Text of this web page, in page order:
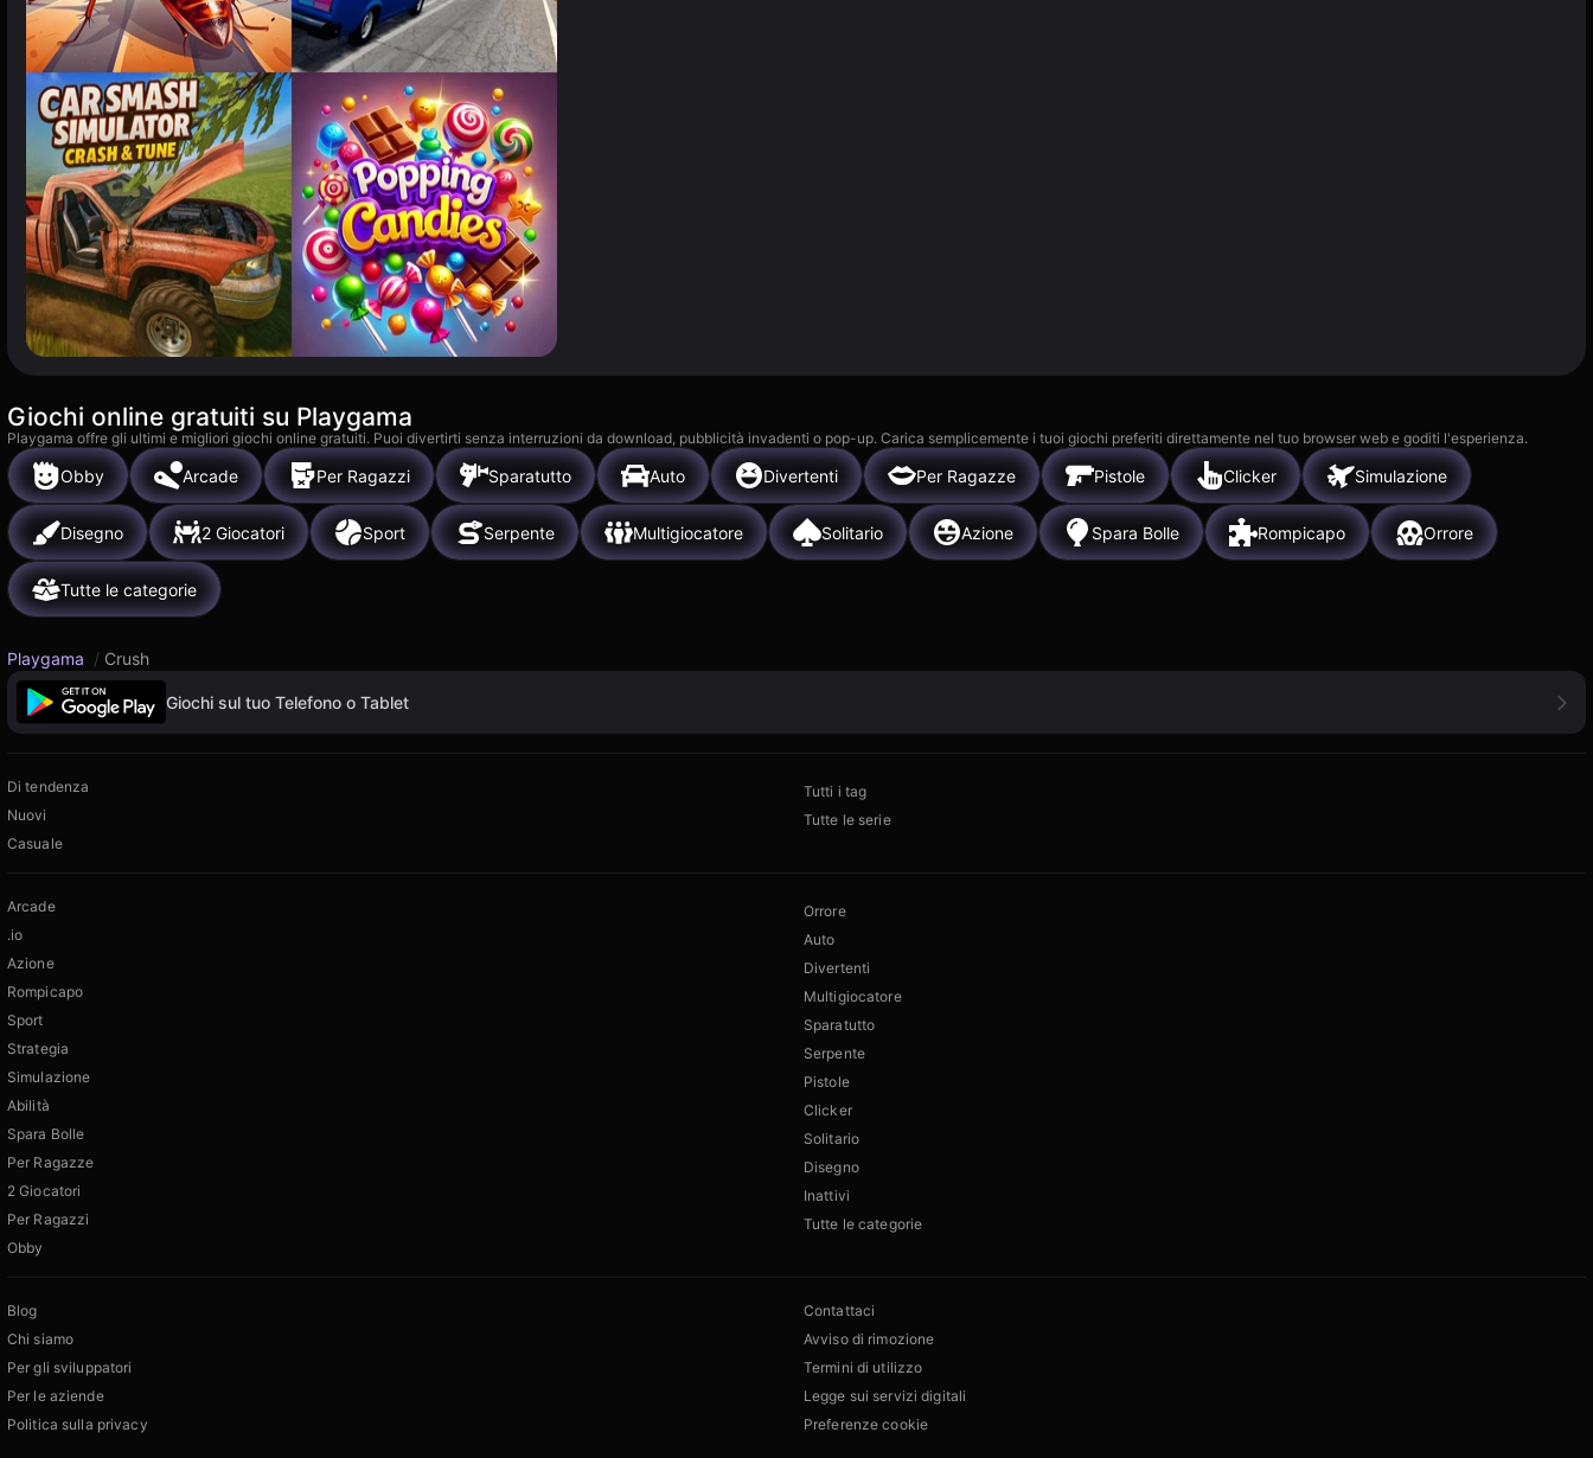
Giochi online gratuiti su Playgama
Playgama offre gli ultimi e migliori giochi online gratuiti. Puoi divertirti senza interruzioni da download, pubblicità invadenti o pop-up. Carica semplicemente i tuoi giochi preferiti direttamente nel tuo browser web e goditi l'esperienza.
Obby Arcade Per Ragazzi Sparatutto Auto Divertenti Per Ragazze Pistole Clicker Simulazione
Disegno 2 Giocatori Sport Serpente Multigiocatore Solitario Azione Spara Bolle Rompicapo Orrore
Tutte le categorie
Playgama / Crush
Giochi sul tuo Telefono o Tablet
Di tendenza
Nuovi
Casuale
Tutti i tag
Tutte le serie
Arcade
.io
Azione
Rompicapo
Sport
Strategia
Simulazione
Abilità
Spara Bolle
Per Ragazze
2 Giocatori
Per Ragazzi
Obby
Orrore
Auto
Divertenti
Multigiocatore
Sparatutto
Serpente
Pistole
Clicker
Solitario
Disegno
Inattivi
Tutte le categorie
Blog
Chi siamo
Per gli sviluppatori
Per le aziende
Politica sulla privacy
Contattaci
Avviso di rimozione
Termini di utilizzo
Legge sui servizi digitali
Preferenze cookie